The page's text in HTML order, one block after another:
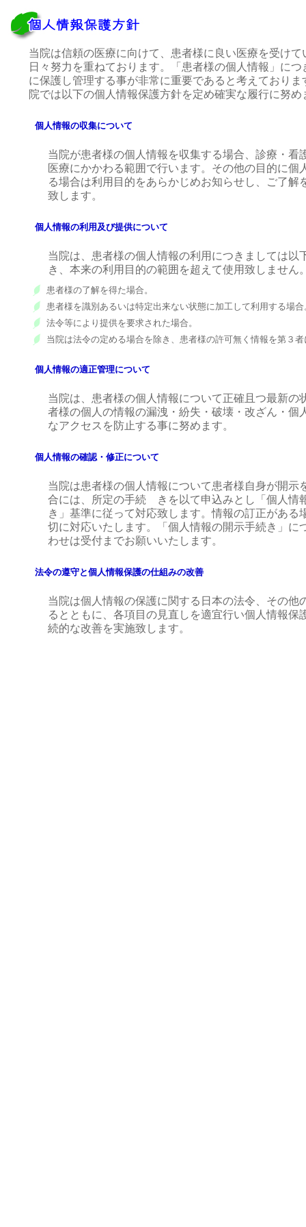
当院は信頼の医療に向けて、患者様に良い医療を受けて
日々努力を重ねております。「患者様の個人情報」につ
に保護し管理する事が非常に重要であると考えておりま
院では以下の個人情報保護方針を定め確実な履行に努め
個人情報の収集について
当院が患者様の個人情報を収集する場合、診療・看
医療にかかわる範囲で行います。その他の目的に個
る場合は利用目的をあらかじめお知らせし、ご了解
致します。
個人情報の利用及び提供について
当院は、患者様の個人情報の利用につきましては以
き、本来の利用目的の範囲を超えて使用致しません
患者様の了解を得た場合。
患者様を識別あるいは特定出来ない状態に加工して利用する場合
法令等により提供を要求された場合。
当院は法令の定める場合を除き、患者様の許可無く情報を第３
個人情報の適正管理について
当院は、患者様の個人情報について正確且つ最新の
者様の個人の情報の漏洩・紛失・破壊・改ざん・個
なアクセスを防止する事に努めます。
個人情報の確認・修正について
当院は患者様の個人情報について患者様自身が開示
合には、所定の手続 きを以て申込みとし「個人情
き」基準に従って対応致します。情報の訂正がある
切に対応いたします。「個人情報の開示手続き」に
わせは受付までお願いいたします。
法令の遵守と個人情報保護の仕組みの改善
当院は個人情報の保護に関する日本の法令、その他
るとともに、各項目の見直しを適宜行い個人情報保
続的な改善を実施致します。